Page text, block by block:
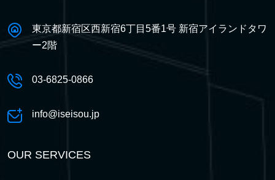
東京都新宿区西新宿6丁目5番1号 新宿アイランドタワ
ー2階
03-6825-0866
info@iseisou.jp
OUR SERVICES